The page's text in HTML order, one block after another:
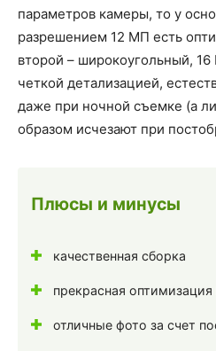
параметров камеры, то у
разрешением 12 МП есть
второй – широкоугольный,
четкой детализацией,
даже при ночной съемке (а
образом исчезают при
Плюсы и минусы
качественная сборка
прекрасная
отличные фото за счет